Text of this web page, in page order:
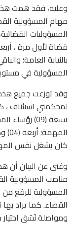
قضاة لأول مرة ،
بالنيابة العامة؛
المسؤولية في
لمحكمتي استئناف ،
تسعة (09)
كان يشغل نفس
وغني عن البيان أن
مناصب المسؤولية
المسؤولية للرفع من
القضاء. كما يراد
ومواصلة نَسَق